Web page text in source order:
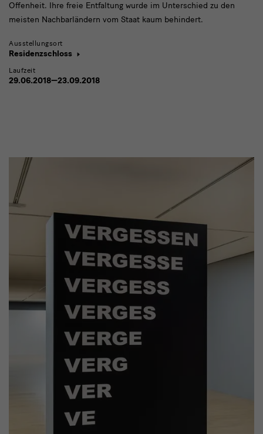
Offenheit. Ihre freie Entfaltung wurde im Unterschied zu den
meisten Nachbarländern vom Staat kaum behindert.
Ausstellungsort
Residenzschloss
Laufzeit
29.06.2018—23.09.2018